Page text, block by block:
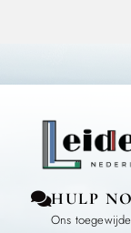
HULP
Ons